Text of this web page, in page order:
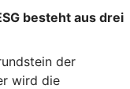
besteht aus drei
der
wird die